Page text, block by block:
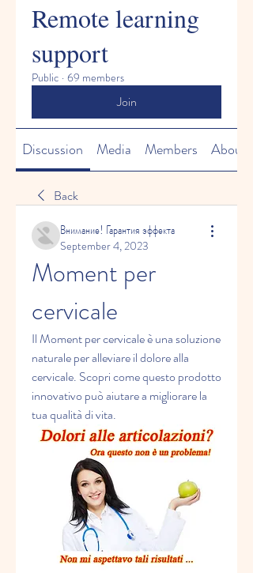
Remote learning
support
Public · 69 members
Join
Discussion Media Members About
Back
Внимание! Гарантия эффекта
September 4, 2023
Moment per
cervicale
Il Moment per cervicale è una soluzione
naturale per alleviare il dolore alla
cervicale. Scopri come questo prodotto
innovativo può aiutare a migliorare la
tua qualità di vita.